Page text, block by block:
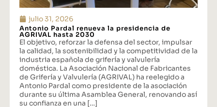
julio 31, 2026
Antonio Pardal renueva la presidencia de
AGRIVAL hasta 2030
El objetivo, reforzar la defensa del sector, impulsar
la calidad, la sostenibilidad y la competitividad de la
industria española de grifería y valvulería
doméstica. La Asociación Nacional de Fabricantes
de Grifería y Valvulería (AGRIVAL) ha reelegido a
Antonio Pardal como presidente de la asociación
durante su última Asamblea General, renovando así
su confianza en una […]